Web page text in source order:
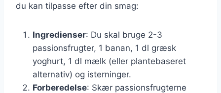
du kan tilpasse efter din smag:
Ingredienser: Du skal bruge 2-3
passionsfrugter, 1 banan, 1 dl græsk
yoghurt, 1 dl mælk (eller plantebaseret
alternativ) og isterninger.
Forberedelse: Skær passionsfrugterne